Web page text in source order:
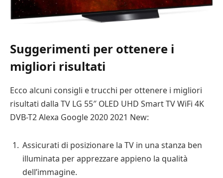
Suggerimenti per ottenere i
migliori risultati
Ecco alcuni consigli e trucchi per ottenere i migliori
risultati dalla TV LG 55″ OLED UHD Smart TV WiFi 4K
DVB-T2 Alexa Google 2020 2021 New:
Assicurati di posizionare la TV in una stanza ben
illuminata per apprezzare appieno la qualità
dell’immagine.